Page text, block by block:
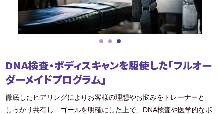
DNA検査・ボディスキャンを駆使した「フルオー
ダーメイドプログラム」
徹底したヒアリングによりお客様の理想やお悩みをトレーナーと
しっかり共有し、ゴールを明確にした上で、DNA検査や医学的なボ